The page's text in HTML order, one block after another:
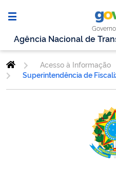
Agência Nacional de
Acesso à Informação